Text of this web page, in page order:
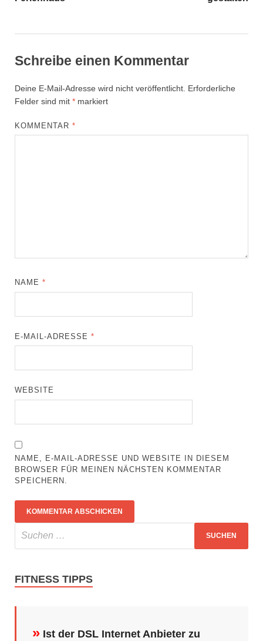
Schreibe einen Kommentar
Deine E-Mail-Adresse wird nicht veröffentlicht. Erforderliche
Felder sind mit * markiert
KOMMENTAR*
NAME*
E-MAIL-ADRESSE*
WEBSITE
NAME, E-MAIL-ADRESSE UND WEBSITE IN DIESEM
BROWSER FÜR MEINEN NÄCHSTEN KOMMENTAR
SPEICHERN.
FITNESS TIPPS
» Ist der DSL Internet Anbieter zu